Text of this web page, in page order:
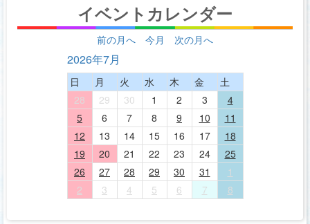
イベントカレンダー
前の月へ 今月 次の月へ
2026年7月
日 月 火 水 木 金
土
28
29 30 1 2 3
4
5
6 7 8 9 10
11
12
13 14 15 16 17
18
19
20 21 22 23 24
25
26
27 28 29 30 31
1
2
3 4 5 6 7 8